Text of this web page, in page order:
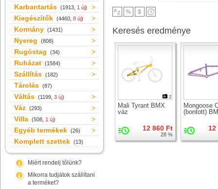
Karbantartás (1913, 1 új)
Kiegészítők (4460, 8 új)
Kormány (1431)
Nyereg (808)
Rugóstag (34)
Ruházat (1584)
Szállítás (182)
Tárolás (87)
Váltás (1199, 3 új)
Váz (293)
Villa (508, 1 új)
Egyéb termékek (26)
Komplett szettek (13)
Miért rendelj tőlünk?
Mikorra tudjátok szállítani
a terméket?
Keresés eredménye
2
Mali Tyrant BMX
váz
12 860 Ft
28 %
Mongoose
(bontott)
12